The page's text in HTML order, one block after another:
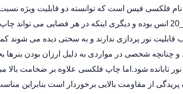
فلکسی فیس است که توانسته دو قابلیت ویژه نسبت
ضخامت بیشتر و گرماژی بین 18_20 انس بوده و دیگری اینکه در هر فضایی
قابلیت نور پردازی ندارند و به سختی دیده می شوند
چنانچه شخصی در مواردی به دلیل ارزان بودن بنرها
نور تابانده شود.اما چاپ فلکسی علاوه بر ضخامت بالا
از مقاومت بالایی برخوردار است بنابراین